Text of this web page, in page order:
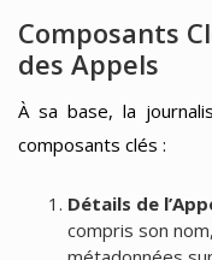
Composants
des Appels
À sa base, la
composants clés :
Détails de
compris son